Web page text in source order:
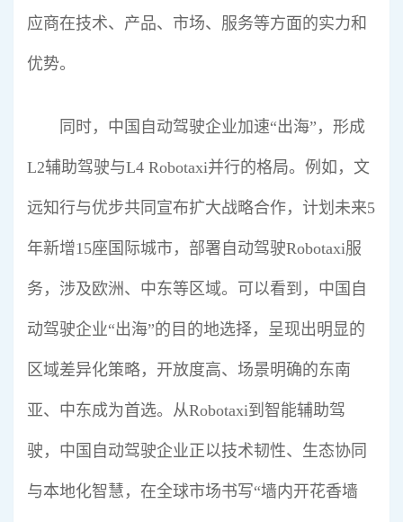
应商在技术、产品、市场、服务等方面的实力和
优势。
同时，中国自动驾驶企业加速“出海”，形成
L2辅助驾驶与L4 Robotaxi并行的格局。例如，文
远知行与优步共同宣布扩大战略合作，计划未来5
年新增15座国际城市，部署自动驾驶Robotaxi服
务，涉及欧洲、中东等区域。可以看到，中国自
动驾驶企业“出海”的目的地选择，呈现出明显的
区域差异化策略，开放度高、场景明确的东南
亚、中东成为首选。从Robotaxi到智能辅助驾
驶，中国自动驾驶企业正以技术韧性、生态协同
与本地化智慧，在全球市场书写“墙内开花香墙